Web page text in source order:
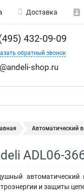
Доставка
432-09-09
обратный звонок
shop.ru
Автоматический
ADL06-
автоматический
и защиты